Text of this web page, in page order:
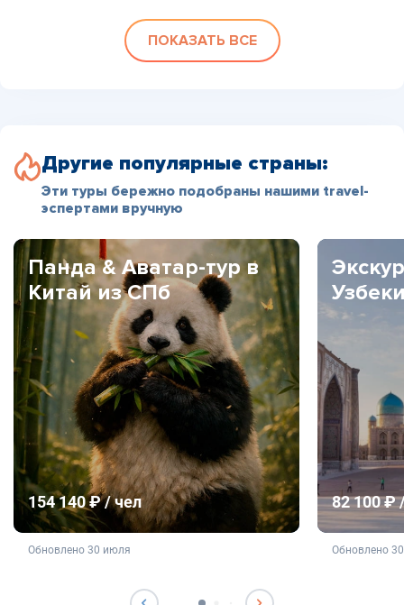
ПОКАЗАТЬ ВСЕ
Другие популярные страны:
Эти туры бережно подобраны нашими travel-
эспертами вручную
Панда & Аватар-тур в
Китай из СПб
154 140 ₽ / чел
не является публичной офертой
Обновлено 30 июля
82 100 ₽
не
Обновлено